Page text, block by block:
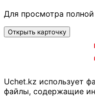
Для просмотра
Открыть карточку
Uchet.kz использует
файлы, содержащие